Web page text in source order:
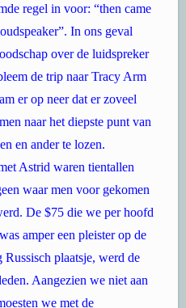
regel in voor: “then came
In ons geval
over de luidspreker
de trip naar Tracy Arm
er op neer dat er zoveel
naar het diepste punt van
en ander te lozen.
Astrid waren tientallen
waar men voor gekomen
De $75 die we per hoofd
amper een pleister op de
plaatsje, werd de
Aangezien we niet aan
we met de